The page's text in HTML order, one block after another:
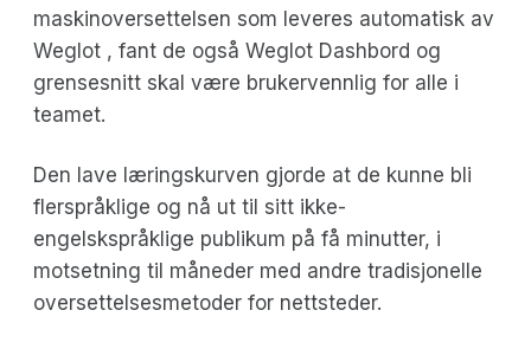
maskinoversettelsen som leveres automatisk av
Weglot , fant de også Weglot Dashbord og
grensesnitt skal være brukervennlig for alle i
teamet.
Den lave læringskurven gjorde at de kunne bli
flerspråklige og nå ut til sitt ikke-
engelskspråklige publikum på få minutter, i
motsetning til måneder med andre tradisjonelle
oversettelsesmetoder for nettsteder.